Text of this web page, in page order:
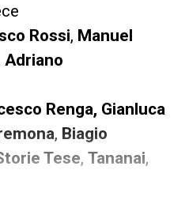
Rossi, Manuel
Adriano
Renga, Gianluca
, Biagio
Tese, Tananai,